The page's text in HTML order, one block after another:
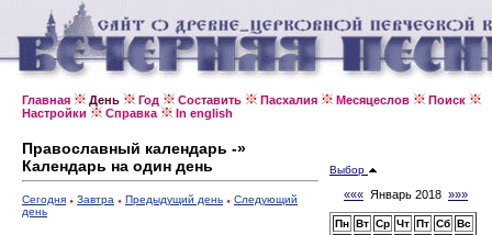
Главная День Год Составить Пасхалия Месяцеслов
Поиск
Настройки
Справка In english
Православный календарь -»
Календарь на один день
Сегодня Завтра Предыдущий день
Следующий
день
Выбор
««« Январь 2018 »»»
Пн Вт Ср Чт Пт Сб Вс